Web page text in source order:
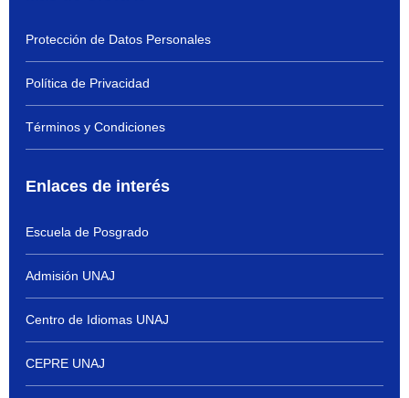
Protección de Datos Personales
Política de Privacidad
Términos y Condiciones
Enlaces de interés
Escuela de Posgrado
Admisión UNAJ
Centro de Idiomas UNAJ
CEPRE UNAJ